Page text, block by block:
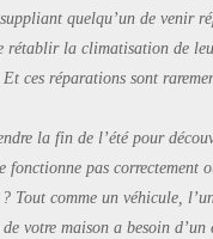
quelqu’un de venir
rétablir la climatisation de
ces réparations sont
la fin de l’été pour
fonctionne pas correctement
? Tout comme un véhicule,
votre maison a besoin d’un